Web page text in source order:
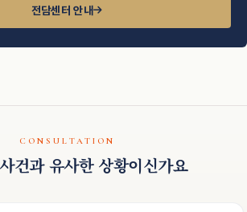
전담센터 안내
CONSULTATION
건과 유사한 상황이신가요